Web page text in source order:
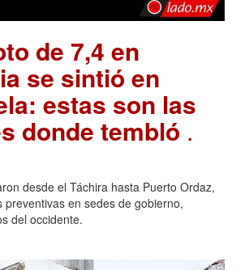
de 7,4 en
se sintió en
estas son las
donde tembló .
desde el Táchira hasta Puerto Ordaz,
preventivas en sedes de gobierno,
del occidente.